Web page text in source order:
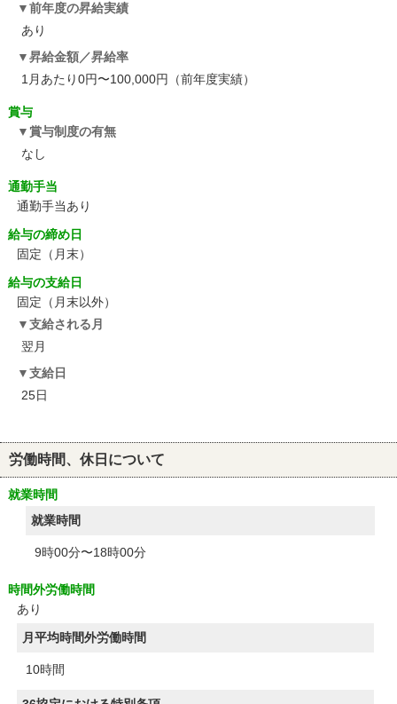
前年度の昇給実績
あり
昇給金額／昇給率
1月あたり0円〜100,000円（前年度実績）
賞与
賞与制度の有無
なし
通勤手当
通勤手当あり
給与の締め日
固定（月末）
給与の支給日
固定（月末以外）
支給される月
翌月
支給日
25日
労働時間、休日について
就業時間
就業時間
9時00分〜18時00分
時間外労働時間
あり
月平均時間外労働時間
10時間